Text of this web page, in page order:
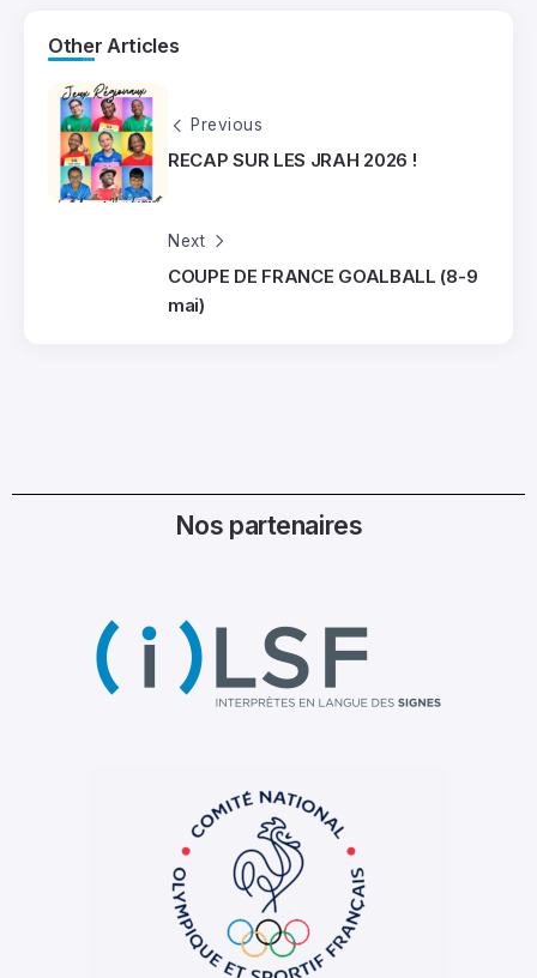
Other Articles
Previous
RECAP SUR LES JRAH 2026 !
Next
COUPE DE FRANCE GOALBALL (8-9
mai)
Nos partenaires